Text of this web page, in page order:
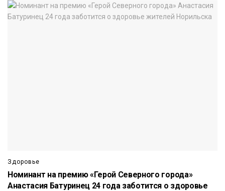
Здоровье
Номинант на премию «Герой Северного города»
Анастасия Батуринец 24 года заботится о здоровье